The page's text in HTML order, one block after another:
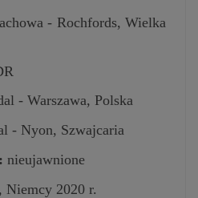
- Rochfords, Wielka
- Warszawa, Polska
- Nyon, Szwajcaria
nieujawnione
Niemcy 2020 r.